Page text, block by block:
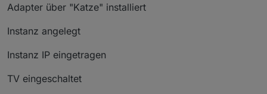
Adapter über "Katze" installiert
Instanz angelegt
Instanz IP eingetragen
TV eingeschaltet